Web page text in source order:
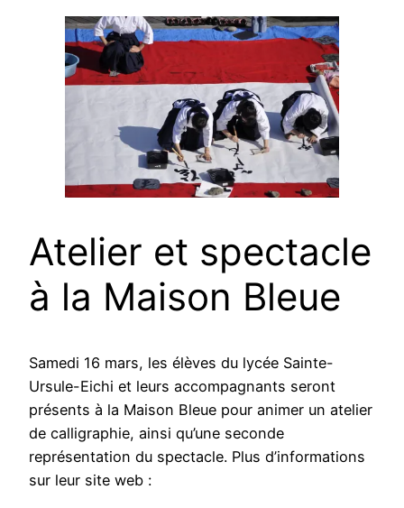
Atelier et spectacle
à la Maison Bleue
Samedi 16 mars, les élèves du lycée Sainte-
Ursule-Eichi et leurs accompagnants seront
présents à la Maison Bleue pour animer un atelier
de calligraphie, ainsi qu’une seconde
représentation du spectacle. Plus d’informations
sur leur site web :